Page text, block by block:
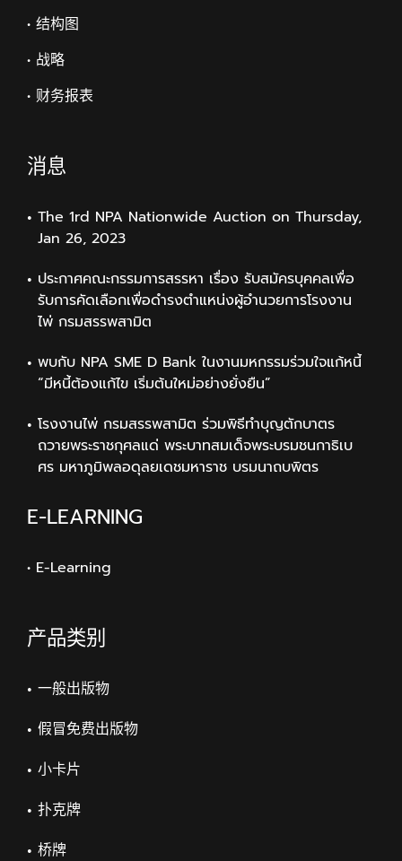
• 结构图
• 战略
• 财务报表
消息
The 1rd NPA Nationwide Auction on Thursday,
Jan 26, 2023
ประกาศคณะกรรมการสรรหา เรื่อง รับสมัครบุคคลเพื่อ
รับการคัดเลือกเพื่อดำรงตำแหน่งผู้อำนวยการโรงงาน
ไพ่ กรมสรรพสามิต
พบกับ NPA SME D Bank ในงานมหกรรมร่วมใจแก้หนี้
“มีหนี้ต้องแก้ไข เริ่มต้นใหม่อย่างยั่งยืน”
โรงงานไพ่ กรมสรรพสามิต ร่วมพิธีทำบุญตักบาตร
ถวายพระราชกุศลแด่ พระบาทสมเด็จพระบรมชนกาธิเบ
ศร มหาภูมิพลอดุลยเดชมหาราช บรมนาถบพิตร
E-LEARNING
• E-Learning
产品类别
一般出版物
假冒免费出版物
小卡片
扑克牌
桥牌